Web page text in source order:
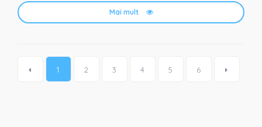
Mai mult
1 2 3 4 5 6